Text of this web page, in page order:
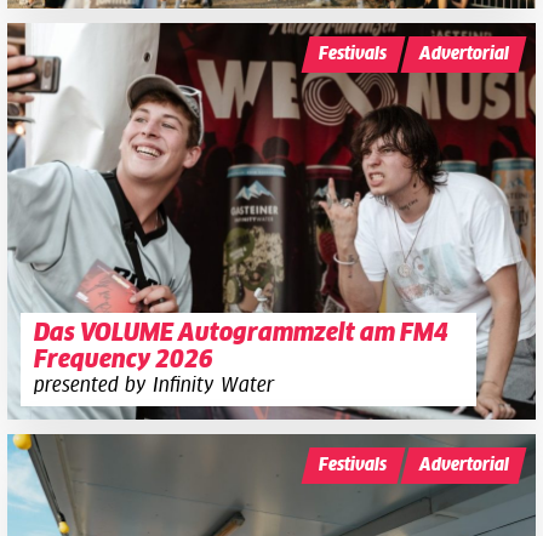
Das VOLUME Autogrammzelt am FM4
Frequency 2026
presented by Infinity Water
Festivals Advertorial
Festivals Advertorial